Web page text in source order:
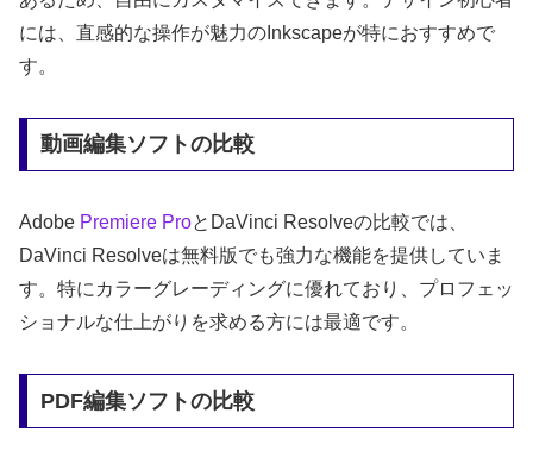
には、直感的な操作が魅力のInkscapeが特におすすめで
す。
動画編集ソフトの比較
Adobe Premiere ProとDaVinci Resolveの比較では、
DaVinci Resolveは無料版でも強力な機能を提供していま
す。特にカラーグレーディングに優れており、プロフェッ
ショナルな仕上がりを求める方には最適です。
PDF編集ソフトの比較